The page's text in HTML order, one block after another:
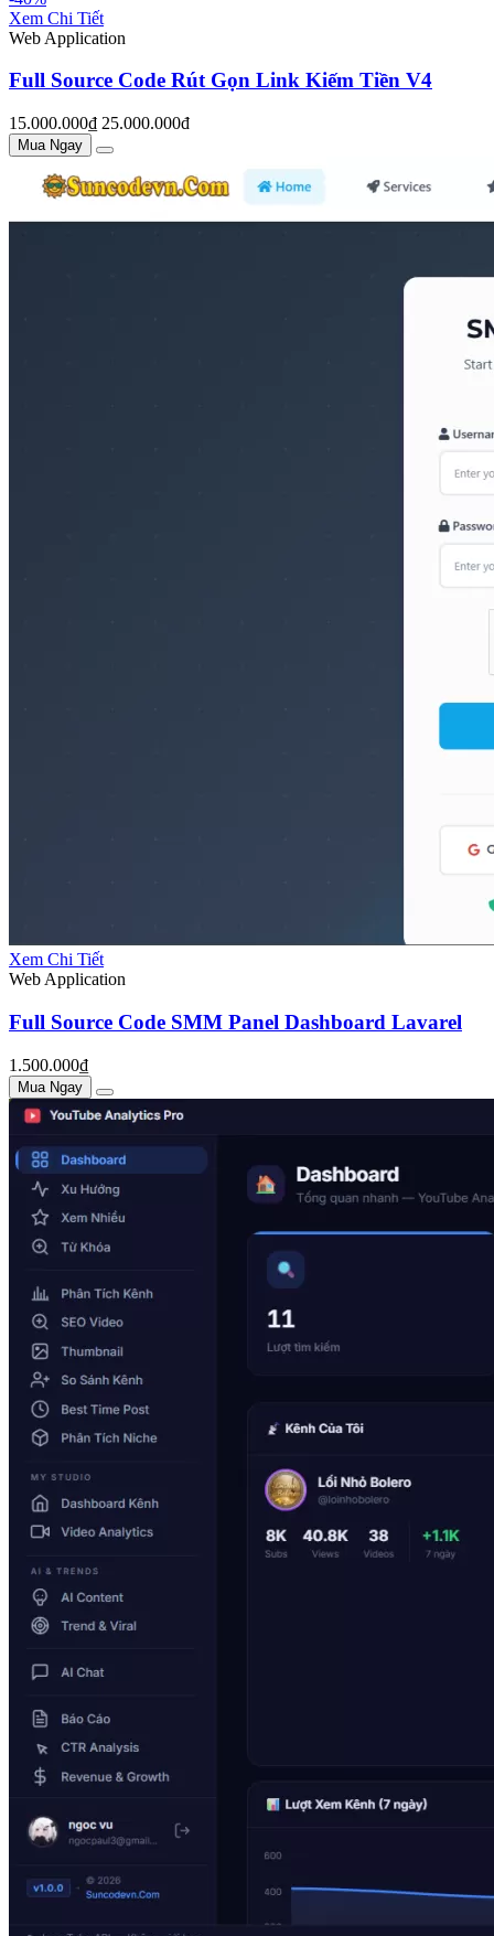
Xem Chi Tiết
Web Application
Full Source Code Rút Gọn Link Kiếm Tiền V4
15.000.000₫ 25.000.000đ
Mua Ngay
Xem Chi Tiết
Web Application
Full Source Code SMM Panel Dashboard Lavarel
1.500.000₫
Mua Ngay